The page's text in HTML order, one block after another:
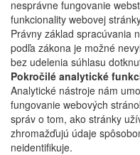
nesprávne fungovanie
funkcionality webovej
Právny základ spracúvania
podľa zákona je možné
bez udelenia súhlasu
Pokročilé analytické
Analytické nástroje nám
fungovanie webových
správ o tom, ako stránky
zhromažďujú údaje
neidentifikuje.